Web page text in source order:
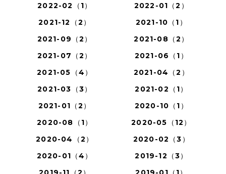
2022-02（1）
2022-01（2）
2021-12（2）
2021-10（1）
2021-09（2）
2021-08（2）
2021-07（2）
2021-06（1）
2021-05（4）
2021-04（2）
2021-03（3）
2021-02（1）
2021-01（2）
2020-10（1）
2020-08（1）
2020-05（12）
2020-04（2）
2020-02（3）
2020-01（4）
2019-12（3）